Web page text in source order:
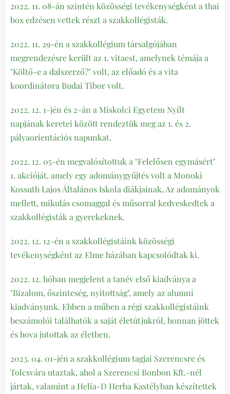
2022. 11. 08-án szintén közösségi tevékenységként a thai
box edzésen vettek részt a szakkollégisták.
2022. 11. 29-én a szakkollégium társalgójában
megrendezésre került az 1. vitaest, amelynek témája a
"Költő-e a dalszerző?" volt, az előadó és a vita
koordinátora Budai Tibor volt.
2022. 12. 1-jén és 2-án a Miskolci Egyetem Nyílt
napjának keretei között rendeztük meg az 1. és 2.
pályaorientációs napunkat.
2022. 12. 05-én megvalósítottuk a "Felelősen egymásért"
1. akcióját, amely egy adománygyűjtés volt a Monoki
Kossuth Lajos Általános Iskola diákjainak. Az adományok
mellett, mikulás csomaggal és műsorral kedveskedtek a
szakkollégisták a gyerekeknek.
2022. 12. 12-én a szakkollégistáink közösségi
tevékenységként az Elme házában kapcsolódtak ki.
2022. 12. hóban megjelent a tanév első kiadványa a
"Bizalom, őszinteség, nyitottság", amely az alumni
kiadványunk. Ebben a műben a régi szakkollégistáink
beszámolói találhatók a saját életútjukról, honnan jöttek
és hova jutottak az életben.
2023. 04. 01-jén a szakkollégium tagjai Szerencsre és
Tolcsvára utaztak, ahol a Szerencsi Bonbon Kft.-nél
jártak, valamint a Helia-D Herba Kastélyban készítettek